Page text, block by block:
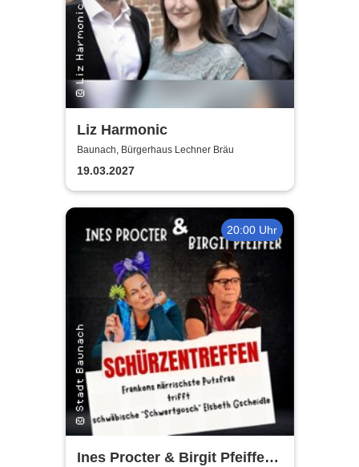
Liz Harmonic
Baunach, Bürgerhaus Lechner Bräu
19.03.2027
20:00 Uhr
Ines Procter & Birgit Pfeiffer -